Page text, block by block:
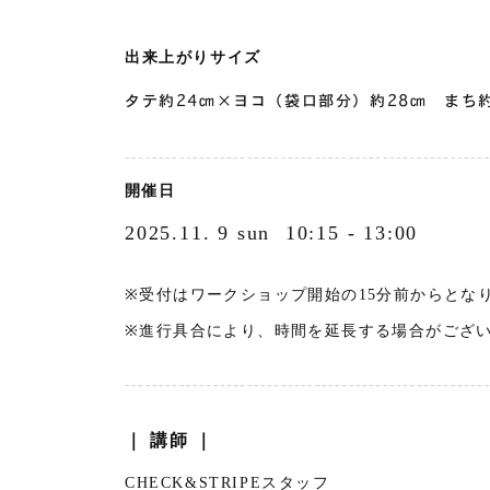
出来上がりサイズ
タテ約24㎝×ヨコ（袋口部分）約28㎝ まち
開催日
2025.11. 9 sun 10:15 - 13:00
※受付はワークショップ開始の15分前からとな
※進行具合により、時間を延長する場合がござい
｜ 講師 ｜
CHECK&STRIPEスタッフ